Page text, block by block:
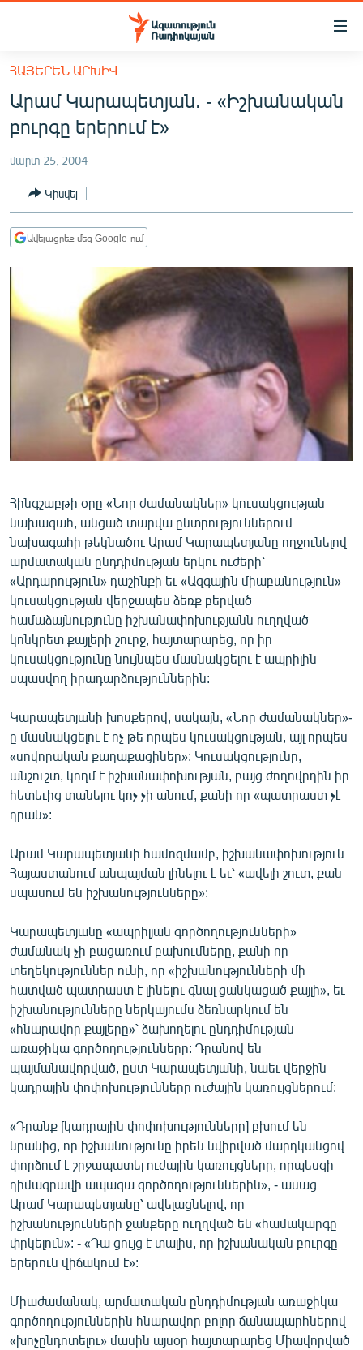
Մատչելիության
հիմնական
բովանդակությանը
հիմնական
մենյուին
ՀԱՅԱՍՏԱՆ
ՔԱՂԱՔԱԿԱՆ
ԸՆՏՐՈՒԹՅՈՒՆՆԵՐ 2026
ԻՐԱՎՈՒՆՔ
ՀԱՍԱՐԱԿՈՒԹՅՈՒՆ
ՂԱՐԱԲԱՂ
ՊԱՏԵՐԱԶՄԻ 6 ՇԱԲԱԹՆԵՐԸ
ՏԱՐԱԾԱՇՐՋԱՆ
ՄԻՋԱԶԳԱՅԻՆ
ՄՇԱԿՈՒՅԹ
ՄԵԿՆԱԲԱՆՈՒԹՅՈՒՆ
ԿՈՐՈՆԱՎԻՐՈՒՍ
ԱՐԽԻՎ
ՏԵՍԱՆՅՈՒԹԵՐ
ԲԱՆԱՎԵՃ
ՁԳՏԵԼՈՎ ԼԱՎԱԳՈՒՅՆԻՆ
ՓՈԴՔԱՍԹ
Հայերեն
English
Русский
ՀԵՏԵՎԵՔ ՄԵԶ
«Ազատության» բոլոր կայքերը
ՀԱՅԵՐԵՆ ԱՐԽԻՎ
Արամ Կարապետյան. - «Իշխանական
բուրգը երերում է»
մարտ 25, 2004
Կիսվել
Ավելացրեք մեզ Google-ում
Հինգշաբթի օրը «Նոր ժամանակներ» կուսակցության
նախագահ, անցած տարվա ընտրություններում
նախագահի թեկնածու Արամ Կարապետյանը ողջունելով
արմատական ընդդիմության երկու ուժերի՝
«Արդարություն» դաշինքի եւ «Ազգային միաբանություն»
կուսակցության վերջապես ձեռք բերված
համաձայնությունը իշխանափոխությանն ուղղված
կոնկրետ քայլերի շուրջ, հայտարարեց, որ իր
կուսակցությունը նույնպես մասնակցելու է ապրիլին
սպասվող իրադարձություններին:
Կարապետյանի խոսքերով, սակայն, «Նոր ժամանակներ»-
ը մասնակցելու է ոչ թե որպես կուսակցության, այլ որպես
«սովորական քաղաքացիներ»: Կուսակցությունը,
անշուշտ, կողմ է իշխանափոխության, բայց ժողովրդին իր
հետեւից տանելու կոչ չի անում, քանի որ «պատրաստ չէ
դրան»:
Արամ Կարապետյանի համոզմամբ, իշխանափոխություն
Հայաստանում անպայման լինելու է եւ՝ «ավելի շուտ, քան
սպասում են իշխանությունները»:
Կարապետյանը «ապրիլյան գործողությունների»
ժամանակ չի բացառում բախումները, քանի որ
տեղեկություններ ունի, որ «իշխանությունների մի
հատված պատրաստ է լինելու գնալ ցանկացած քայլի», եւ
իշխանությունները ներկայումս ձեռնարկում են
«հնարավոր քայլերը»՝ ձախողելու ընդդիմության
առաջիկա գործողությունները: Դրանով են
պայմանավորված, ըստ Կարապետյանի, նաեւ վերջին
կադրային փոփոխությունները ուժային կառույցներում:
«Դրանք [կադրային փոփոխությունները] բխում են
նրանից, որ իշխանությունը իրեն նվիրված մարդկանցով
փորձում է շրջապատել ուժային կառույցները, որպեսզի
դիմագրավի ապագա գործողություններին», - ասաց
Արամ Կարապետյանը՝ ավելացնելով, որ
իշխանությունների ջանքերը ուղղված են «համակարգը
փրկելուն»: - «Դա ցույց է տալիս, որ իշխանական բուրգը
երերուն վիճակում է»:
Միաժամանակ, արմատական ընդդիմության առաջիկա
գործողություններին հնարավոր բոլոր ճանապարհներով
«խոչընդոտելու» մասին այսօր հայտարարեց Միավորված